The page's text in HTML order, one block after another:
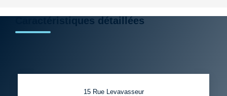
Caractéristiques détaillées
15 Rue Levavasseur